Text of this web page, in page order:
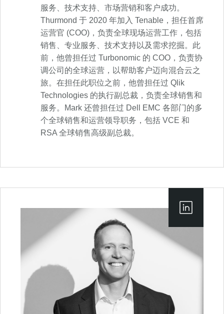
服务、技术支持、市场营销和客户成功。
Thurmond 于 2020 年加入 Tenable，担任首席
运营官 (COO)，负责全球现场运营工作，包括
销售、专业服务、技术支持以及需求挖掘。此
前，他曾担任过 Turbonomic 的 COO，负责协
调公司的全球运营，以帮助客户迈向混合云之
旅。在担任此职位之前，他曾担任过 Qlik
Technologies 的执行副总裁，负责全球销售和
服务。Mark 还曾担任过 Dell EMC 各部门的多
个全球销售和运营领导职务，包括 VCE 和
RSA 全球销售高级副总裁。